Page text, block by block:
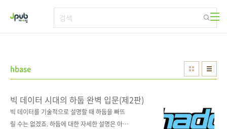
hbase
빅 데이터 시대의 하둡 완벽 입문(제2판)
빅 데이터를 기술적으로 설명할 때 하둡을 빠뜨
릴 수는 없겠죠. 하둡에 대한 자세한 설명은 아래